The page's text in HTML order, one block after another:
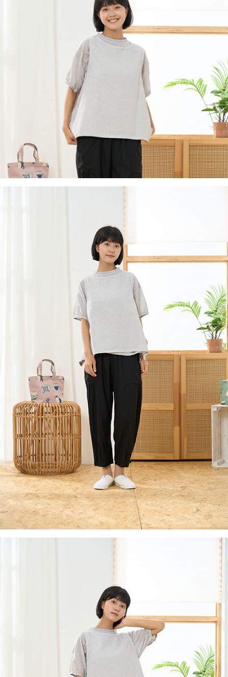
２．訂單成立數日內，您將收到繳費通知簡訊。
３．收到繳費通知簡訊後14天內，點擊此簡訊中的連結，可透過四大超商／
ATM／網路銀行／等多元方式進行付款，方視為交易完成。
※ 請注意：結帳手續完成當下不需立刻繳費，但若您需要取消訂單，請聯絡
購買商品的店家。未經商家同意取消之訂單仍視為有效，需透過AFTEE先享
※ 交易是否成功請以「AFTEE先享後付 」之結帳頁面顯示為準，若有關於
是否繳費成功／繳費後需取消欲退款等相關疑問，請聯繫「AFTEE先享後付
https://netprotections.freshdesk.com/support/home
１．透過由恩沛科技股份有限公司提供之「AFTEE先享後付」服務完成之交
易，需依本服務之必要範圍內提供個人資料，並將交易相關給付款項請求債
權轉讓予恩沛科技股份有限公司。
２．關於個人資料處理事宜，請瀏覽以下網址：
https://aftee.tw/terms/#terms3
３．未成年的使用者請事先徵得法定代理人或監護人之同意方可使用
「AFTEE先享後付」，若未經同意申辦者引起之損失，本公司不負相關責
任。
４．使用「AFTEE先享後付」時，將依據個別帳號之用戶狀況，依本公司即
時審查核予不同之上限額度；若仍有額度不足之情形，本公司將視審查結果
５．嚴禁一人註冊多個帳號或使用他人資訊註冊。若發現惡意使用之情形，
恩沛科技股份有限公司將有權停止該用戶之使用額度並採取法律行動。
每筆NT$60，滿NT$1,800(含以上)免運費
每筆NT$60，滿NT$2,000(含以上)免運費
每筆NT$60，滿NT$2,000(含以上)免運費
黑貓宅急便(包裹尺寸60cm以下)
每筆NT$100，滿NT$2,000(含以上)免運費
黑貓宅急便(包裹尺寸90cm以下)
每筆NT$140，滿NT$2,000(含以上)免運費